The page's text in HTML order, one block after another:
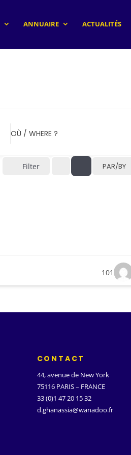
ANNUAIRE ACTUALITÉS
OÙ / WHERE ?
Filter PAR/BY
101
CONTACT
44, avenue de New York
75116 PARIS – FRANCE
33 (0)1 47 20 15 32
d.ghanassia@wanadoo.fr